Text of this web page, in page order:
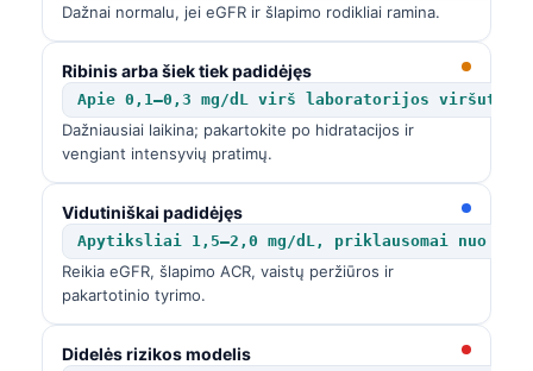
Dažnai normalu, jei eGFR ir šlapimo rodikliai ramina.
Ribinis arba šiek tiek padidėjęs
Apie 0,1–0,3 mg/dL virš laboratorijos viršutinės
Dažniausiai laikina; pakartokite po hidratacijos ir
vengiant intensyvių pratimų.
Vidutiniškai padidėjęs
Apytiksliai 1,5–2,0 mg/dL, priklausomai nuo
Reikia eGFR, šlapimo ACR, vaistų peržiūros ir
pakartotinio tyrimo.
Didelės rizikos modelis